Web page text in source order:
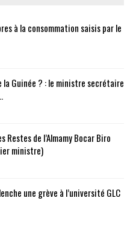
à la consommation saisis par le
la Guinée ? : le ministre secrétaire
de l’Almamy Bocar Biro
ministre)
une grève à l’université GLC